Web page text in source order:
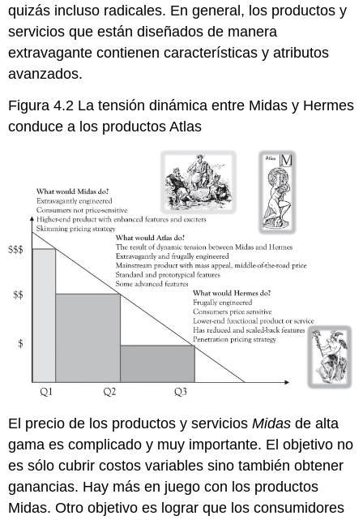
quizás incluso radicales. En general, los productos y
servicios que están diseñados de manera
extravagante contienen características y atributos
avanzados.
Figura 4.2 La tensión dinámica entre Midas y Hermes
conduce a los productos Atlas
El precio de los productos y serviciosMidas de alta
gama es complicado y muy importante. El objetivo no
es sólo cubrir costos variables sino también obtener
ganancias. Hay más en juego con los productos
Midas. Otro objetivo es lograr que los consumidores